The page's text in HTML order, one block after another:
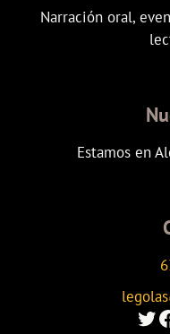
Narración oral,
Estamos en
Enlace al